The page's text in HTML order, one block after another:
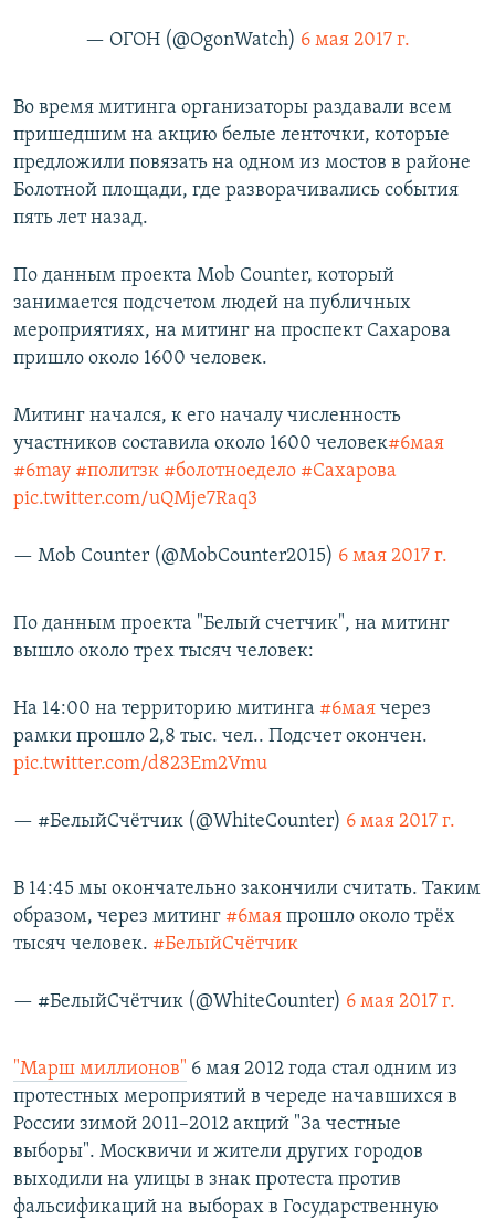
— ОГОН (@OgonWatch) 6 мая 2017 г.
Во время митинга организаторы раздавали всем
пришедшим на акцию белые ленточки, которые
предложили повязать на одном из мостов в районе
Болотной площади, где разворачивались события
пять лет назад.
По данным проекта Mob Counter, который
занимается подсчетом людей на публичных
мероприятиях, на митинг на проспект Сахарова
пришло около 1600 человек.
Митинг начался, к его началу численность
участников составила около 1600 человек#6мая
#6may #политзк #болотноедело #Сахарова
pic.twitter.com/uQMje7Raq3
— Mob Counter (@MobCounter2015) 6 мая 2017 г.
По данным проекта "Белый счетчик", на митинг
вышло около трех тысяч человек:
На 14:00 на территорию митинга #6мая через
рамки прошло 2,8 тыс. чел.. Подсчет окончен.
pic.twitter.com/d823Em2Vmu
— #БелыйСчётчик (@WhiteCounter) 6 мая 2017 г.
В 14:45 мы окончательно закончили считать. Таким
образом, через митинг #6мая прошло около трёх
тысяч человек. #БелыйСчётчик
— #БелыйСчётчик (@WhiteCounter) 6 мая 2017 г.
"Марш миллионов" 6 мая 2012 года стал одним из
протестных мероприятий в череде начавшихся в
России зимой 2011–2012 акций "За честные
выборы". Москвичи и жители других городов
выходили на улицы в знак протеста против
фальсификаций на выборах в Государственную